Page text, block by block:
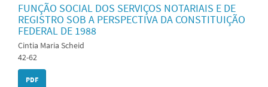
FUNÇÃO SOCIAL DOS SERVIÇOS NOTARIAIS E DE
REGISTRO SOB A PERSPECTIVA DA CONSTITUIÇÃO
FEDERAL DE 1988
Cintia Maria Scheid
42-62
PDF